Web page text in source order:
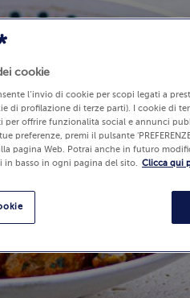
cookie
l’invio di cookie per scopi legati a
di profilazione di terze parti). I cookie di
per offrire funzionalità social e annunci
preferenze, premi il pulsante
pagina Web. Potrai anche in futuro
in basso in ogni pagina del sito. Clicca qui